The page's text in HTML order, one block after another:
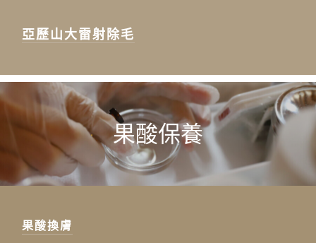
亞歷山大雷射除毛
果酸保養
果酸換膚